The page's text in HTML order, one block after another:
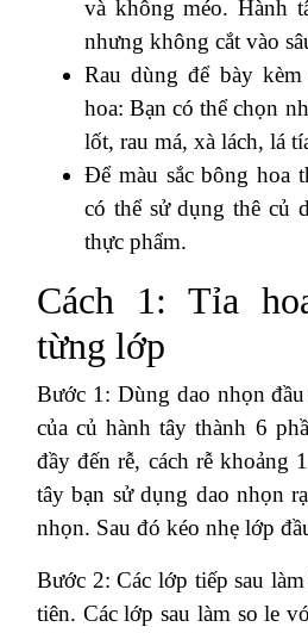
và không méo. Hành
nhưng không cắt vào
Rau dùng để bày
hoa: Bạn có thể chọn
lốt, rau má, xà lách, lá
Để màu sắc bông hoa
có thể sử dụng thê củ
thực phẩm.
Cách 1: Tỉa
từng lớp
Bước 1: Dùng dao nhọn
của củ hành tây thành 6
đầy đến rễ, cách rễ khoảng
tây bạn sử dụng dao nhọn
nhọn. Sau đó kéo nhẹ lớp
Bước 2: Các lớp tiếp sau
tiên. Các lớp sau làm so le